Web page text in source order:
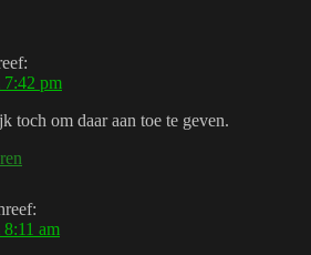
7:42 pm
toch om daar aan toe te geven.
am